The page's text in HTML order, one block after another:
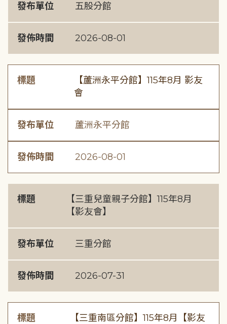
發布單位 五股分館
發佈時間 2026-08-01
標題
【蘆洲永平分館】115年8月 影友
會
發布單位 蘆洲永平分館
發佈時間 2026-08-01
標題
【三重兒童親子分館】115年8月
【影友會】
發布單位 三重分館
發佈時間 2026-07-31
標題
【三重南區分館】115年8月【影友